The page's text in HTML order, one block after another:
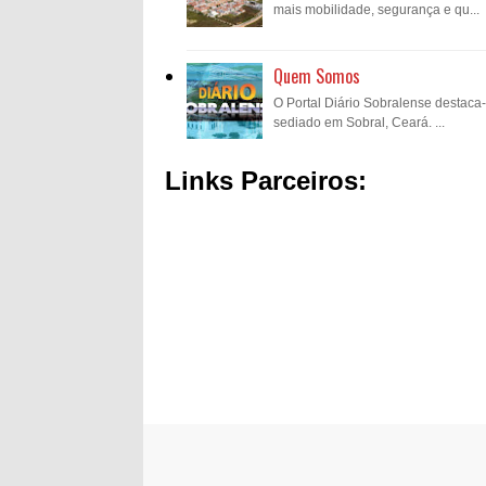
mais mobilidade, segurança e qu...
Quem Somos
O Portal Diário Sobralense
sediado em Sobral, Ceará. ...
Links Parceiros: